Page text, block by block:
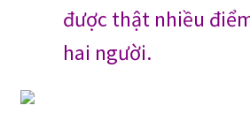
được thật nhiều
hai người.